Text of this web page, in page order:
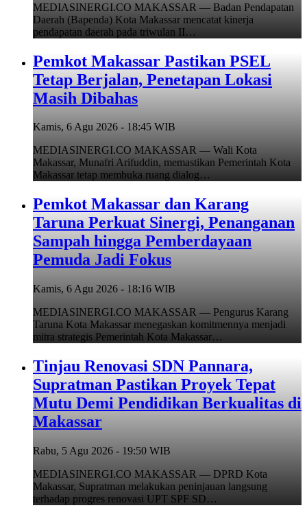
MEDIASINERGI.CO MAKASSAR — Badan Pendapatan
Daerah (Bapenda) Kota Makassar mencatat kinerja
pendapatan daerah pada triwulan II…
Pemkot Makassar Pastikan PSEL
Tetap Berjalan, Penetapan Lokasi
Masih Dibahas
Kamis, 6 Agu 2026 - 18:45 WIB
MEDIASINERGI.CO MAKASSAR — Wali Kota
Makassar, Munafri Arifuddin, memastikan Pemerintah Kota
Makassar tetap membuka ruang dialog…
Pemkot Makassar dan Karang
Taruna Perkuat Sinergi, Penanganan
Sampah hingga Pemberdayaan
Pemuda Jadi Fokus
Kamis, 6 Agu 2026 - 18:16 WIB
MEDIASINERGI.CO MAKASSAR — Pengurus Karang
Taruna Kota Makassar menegaskan komitmennya menjadi
mitra strategis Pemerintah Kota Makassar…
Tinjau Renovasi SDN Pannara,
Supratman Pastikan Proyek Tepat
Mutu Demi Pendidikan Berkualitas di
Makassar
Rabu, 5 Agu 2026 - 19:50 WIB
MEDIASINERGI.CO MAKASSAR — DPRD Kota
Makassar, Supratman melakukan peninjauan langsung
terhadap progres renovasi UPT SPF SD…